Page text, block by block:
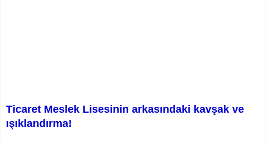
Ticaret Meslek Lisesinin arkasındaki kavşak ve
ışıklandırma!